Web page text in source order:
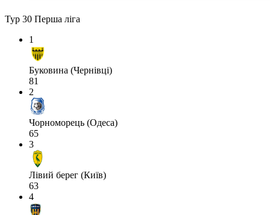
Тур 30 Перша ліга
1
Буковина (Чернівці)
81
2
Чорноморець (Одеса)
65
3
Лівий берег (Київ)
63
4